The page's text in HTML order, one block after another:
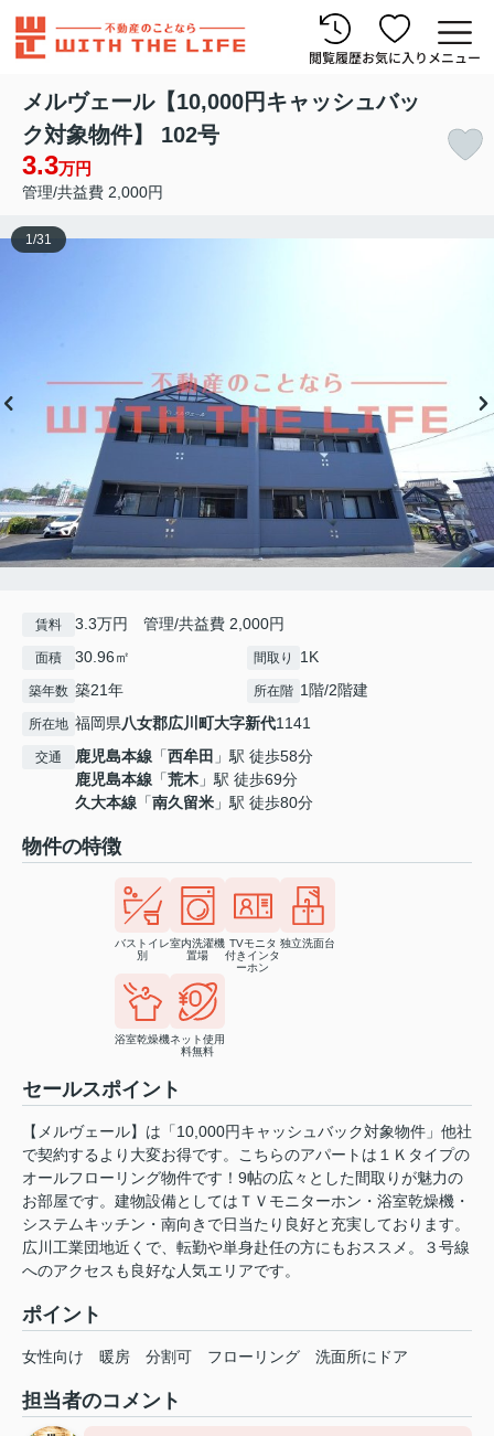
閲覧履歴お気に入り メニュー
メルヴェール【10,000円キャッシュバッ
ク対象物件】 102号
3.3万円
管理/共益費 2,000円
1/31
賃料 3.3万円 管理/共益費 2,000円
面積 30.96㎡ 間取り 1K
築年数 築21年 所在階 1階/2階建
所在地 福岡県八女郡広川町大字新代1141
交通 鹿児島本線 「西牟田 」駅 徒歩58分
鹿児島本線 「荒木 」駅 徒歩69分
久大本線 「南久留米 」駅 徒歩80分
物件の特徴
バストイレ
別
室内洗濯機
置場
TVモニタ
付きインタ
ーホン
独立洗面台
浴室乾燥機ネット使用
料無料
セールスポイント
【メルヴェール】は「10,000円キャッシュバック対象物件」他社
で契約するより大変お得です。こちらのアパートは１Ｋタイプの
オールフローリング物件です！9帖の広々とした間取りが魅力の
お部屋です。建物設備としてはＴＶモニターホン・浴室乾燥機・
システムキッチン・南向きで日当たり良好と充実しております。
広川工業団地近くで、転勤や単身赴任の方にもおススメ。３号線
へのアクセスも良好な人気エリアです。
ポイント
女性向け 暖房 分割可 フローリング 洗面所にドア
担当者のコメント